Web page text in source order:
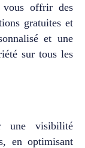
vous offrir des
gratuites et
et une
sur tous les
une visibilité
en optimisant